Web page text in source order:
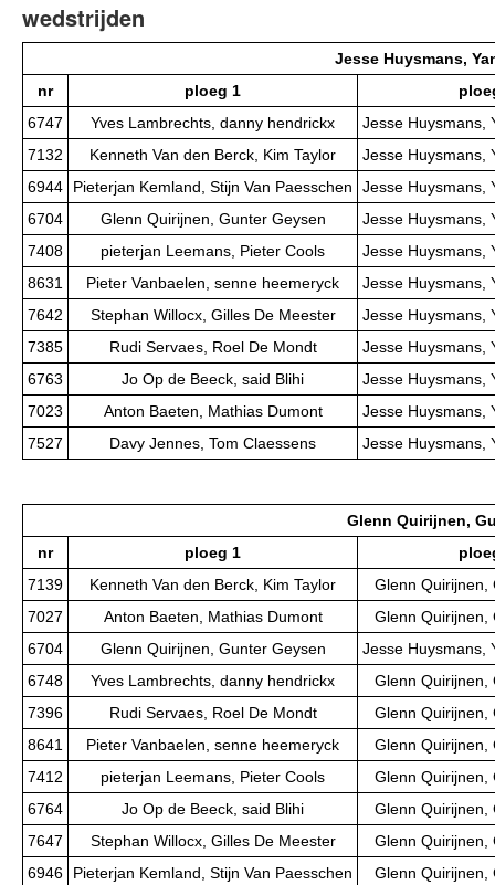
wedstrijden
Jesse Huysmans,
nr
ploeg 1
6747
Yves Lambrechts, danny hendrickx
Jesse Huysmans,
7132
Kenneth Van den Berck, Kim Taylor
Jesse Huysmans,
6944
Pieterjan Kemland, Stijn Van Paesschen
Jesse Huysmans,
6704
Glenn Quirijnen, Gunter Geysen
Jesse Huysmans,
7408
pieterjan Leemans, Pieter Cools
Jesse Huysmans,
8631
Pieter Vanbaelen, senne heemeryck
Jesse Huysmans,
7642
Stephan Willocx, Gilles De Meester
Jesse Huysmans,
7385
Rudi Servaes, Roel De Mondt
Jesse Huysmans,
6763
Jo Op de Beeck, said Blihi
Jesse Huysmans,
7023
Anton Baeten, Mathias Dumont
Jesse Huysmans,
7527
Davy Jennes, Tom Claessens Jesse Huysmans,
Glenn Quirijnen,
nr
ploeg 1
7139
Kenneth Van den Berck, Kim Taylor
Glenn Quirijnen,
7027
Anton Baeten, Mathias Dumont
Glenn Quirijnen,
6704
Glenn Quirijnen, Gunter Geysen
Jesse Huysmans,
6748
Yves Lambrechts, danny hendrickx
Glenn Quirijnen,
7396
Rudi Servaes, Roel De Mondt
Glenn Quirijnen,
8641
Pieter Vanbaelen, senne heemeryck
Glenn Quirijnen,
7412
pieterjan Leemans, Pieter Cools
Glenn Quirijnen,
6764
Jo Op de Beeck, said Blihi
Glenn Quirijnen,
7647
Stephan Willocx, Gilles De Meester
Glenn Quirijnen,
6946
Pieterjan Kemland, Stijn Van Paesschen
Glenn Quirijnen,